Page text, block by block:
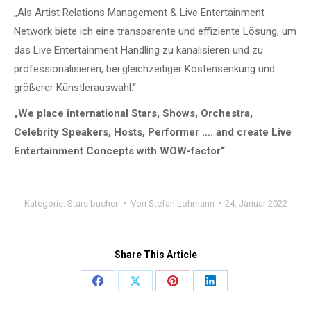
„Als Artist Relations Management & Live Entertainment
Network biete ich eine transparente und effiziente Lösung, um
das Live Entertainment Handling zu kanalisieren und zu
professionalisieren, bei gleichzeitiger Kostensenkung und
größerer Künstlerauswahl.“
„We place international Stars, Shows, Orchestra,
Celebrity Speakers, Hosts, Performer …. and create Live
Entertainment Concepts with WOW-factor“
Kategorie: Stars buchen Von Stefan Lohmann 24. Januar 2022
Share This Article
Share
Share
Share
Share